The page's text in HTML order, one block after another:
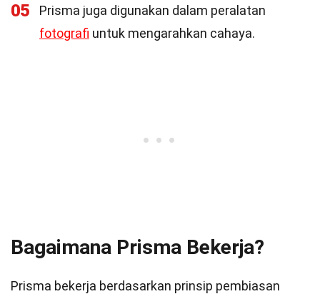
05
Prisma juga digunakan dalam peralatan
fotografi untuk mengarahkan cahaya.
Bagaimana Prisma Bekerja?
Prisma bekerja berdasarkan prinsip pembiasan